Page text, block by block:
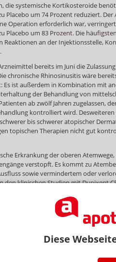
Diese
die systemische Kortikosteroide
Placebo um 74 Prozent reduziert. Der
Operation erforderlich war,
Placebo um 83 Prozent. Die häufigsten
Reaktionen an der Injektionsstelle,
bereits im Juni die
chronische Rhinosinusitis wäre
Es ist außerdem in Kombination mit
der Behandlung von
ab zwölf Jahren zugelassen,
kontrolliert wird. Desweiteren
bis schwerer atopischer
topischen Therapien nicht gut
Erkrankung der oberen
verstopft. Es kommt zu
sowie vermindertem oder
den klinischen Studien mit Dupixent
Asthma. Diese komorbiden
für Asthmaanfälle, einer hohen
der gesundheitlichen